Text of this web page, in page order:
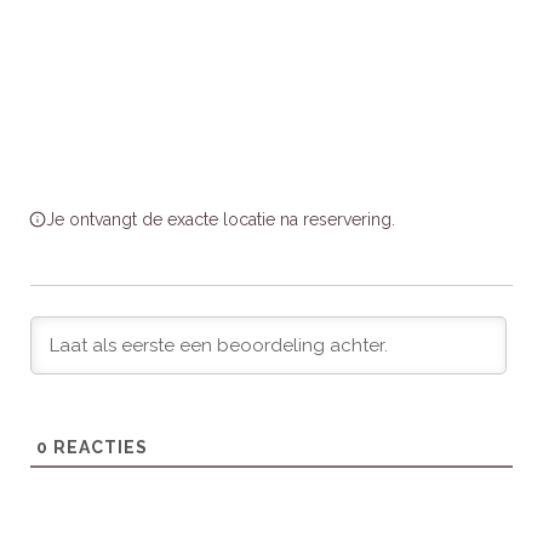
Bezienswaardigheden en
activiteiten in de omgeving
Hoge Veluwe.
Kinderen:
Burgers’ Zoo.
Je ontvangt de exacte locatie na reservering.
0 REACTIES